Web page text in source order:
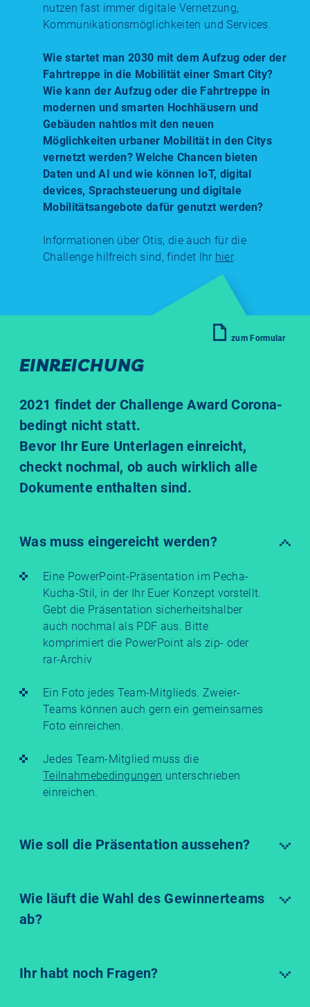
nutzen fast immer digitale Vernetzung,
Kommunikationsmöglichkeiten und Services.
Wie startet man 2030 mit dem Aufzug oder der
Fahrtreppe in die Mobilität einer Smart City?
Wie kann der Aufzug oder die Fahrtreppe in
modernen und smarten Hochhäusern und
Gebäuden nahtlos mit den neuen
Möglichkeiten urbaner Mobilität in den Citys
vernetzt werden? Welche Chancen bieten
Daten und AI und wie können IoT, digital
devices, Sprachsteuerung und digitale
Mobilitätsangebote dafür genutzt werden?
Informationen über Otis, die auch für die
Challenge hilfreich sind, findet Ihr hier.
EINREICHUNG
zum Formular
2021 findet der Challenge Award Corona-
bedingt nicht statt.
Bevor Ihr Eure Unterlagen einreicht,
checkt nochmal, ob auch wirklich alle
Dokumente enthalten sind.
Was muss eingereicht werden?
Eine PowerPoint-Präsentation im Pecha-
Kucha-Stil, in der Ihr Euer Konzept vorstellt.
Gebt die Präsentation sicherheitshalber
auch nochmal als PDF aus. Bitte
komprimiert die PowerPoint als zip- oder
rar-Archiv
Ein Foto jedes Team-Mitglieds. Zweier-
Teams können auch gern ein gemeinsames
Foto einreichen.
Jedes Team-Mitglied muss die
Teilnahmebedingungen unterschrieben
einreichen.
Wie soll die Präsentation aussehen?
Wie läuft die Wahl des Gewinnerteams
ab?
Ihr habt noch Fragen?